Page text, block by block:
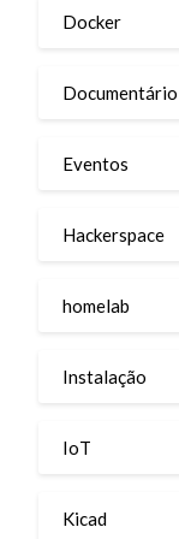
Docker
Documentário
Eventos
Hackerspace
homelab
Instalação
IoT
Kicad